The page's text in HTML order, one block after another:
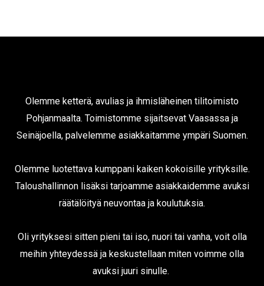
Olemme ketterä, avulias ja ihmisläheinen tilitoimisto
Pohjanmaalta. Toimistomme sijaitsevat Vaasassa ja
Seinäjoella, palvelemme asiakkaitamme ympäri Suomen.
Olemme luotettava kumppani kaiken kokoisille yrityksille.
Taloushallinnon lisäksi tarjoamme asiakkaidemme avuksi
räätälöityä neuvontaa ja koulutuksia.
Oli yrityksesi sitten pieni tai iso, nuori tai vanha, voit olla
meihin yhteydessä ja keskustellaan miten voimme olla
avuksi juuri sinulle.